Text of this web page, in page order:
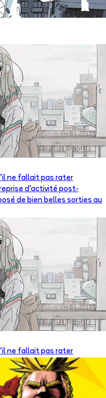
ne fallait pas rater
d’activité post-
de bien belles sorties au
ne fallait pas rater